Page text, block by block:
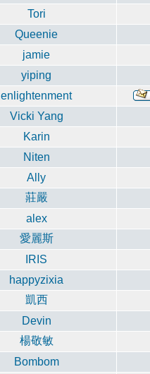
Tori
Queenie
jamie
yiping
enlightenment
Vicki Yang
Karin
Niten
Ally
莊嚴
alex
愛麗斯
IRIS
happyzixia
凱西
Devin
楊敬敏
Bombom